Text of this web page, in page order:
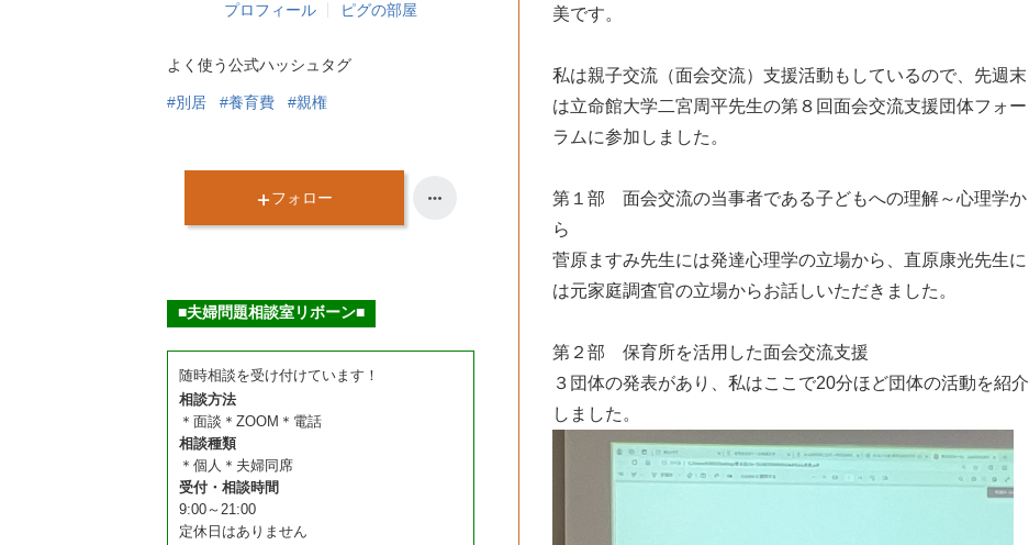
美です。
私は親子交流（面会交流）支援活動もしているので、先週末
は立命館大学二宮周平先生の第８回面会交流支援団体フォー
ラムに参加しました。
第１部 面会交流の当事者である子どもへの理解～心理学か
ら
菅原ますみ先生には発達心理学の立場から、直原康光先生に
は元家庭調査官の立場からお話しいただきました。
第２部 保育所を活用した面会交流支援
３団体の発表があり、私はここで20分ほど団体の活動を紹介
しました。
プロフィール ピグの部屋
よく使う公式ハッシュタグ
#別居 #養育費 #親権
フォロー
■夫婦問題相談室リボーン■
随時相談を受け付けています！
相談方法
＊面談＊ZOOM＊電話
相談種類
＊個人＊夫婦同席
受付・相談時間
9:00～21:00
定休日はありません